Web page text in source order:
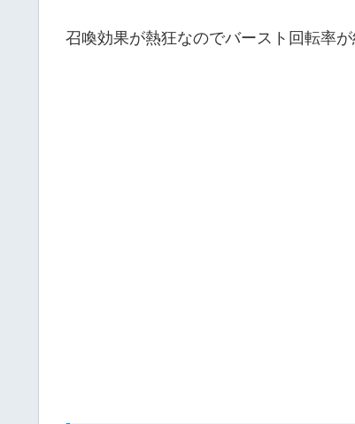
召喚効果が熱狂なのでバースト回転率